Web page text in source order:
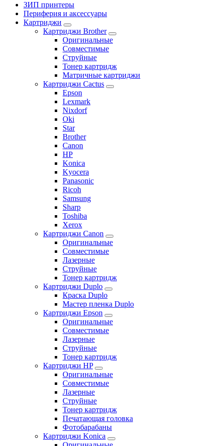
ЗИП принтеры
Периферия и аксессуары
Картриджи
Картриджи Brother
Оригинальные
Совместимые
Струйные
Тонер картридж
Матричные картриджи
Картриджи Cactus
Epson
Lexmark
Nixdorf
Oki
Star
Brother
Canon
HP
Konica
Kyocera
Panasonic
Ricoh
Samsung
Sharp
Toshiba
Xerox
Картриджи Canon
Оригинальные
Совместимые
Лазерные
Струйные
Тонер картридж
Картриджи Duplo
Краска Duplo
Мастер пленка Duplo
Картриджи Epson
Оригинальные
Совместимые
Лазерные
Струйные
Тонер картридж
Картриджи HP
Оригинальные
Совместимые
Лазерные
Струйные
Тонер картридж
Печатающая головка
Фотобарабаны
Картриджи Konica